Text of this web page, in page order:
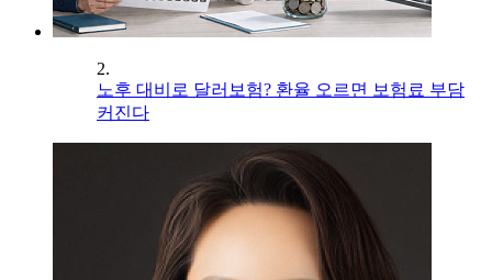
2.
노후 대비로 달러보험? 환율 오르면 보험료 부담
커진다